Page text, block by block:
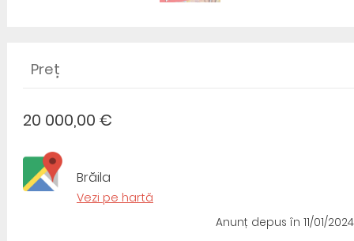
Preț
20 000,00 €
Brăila
Vezi pe hartă
Anunț depus în 11/01/2024